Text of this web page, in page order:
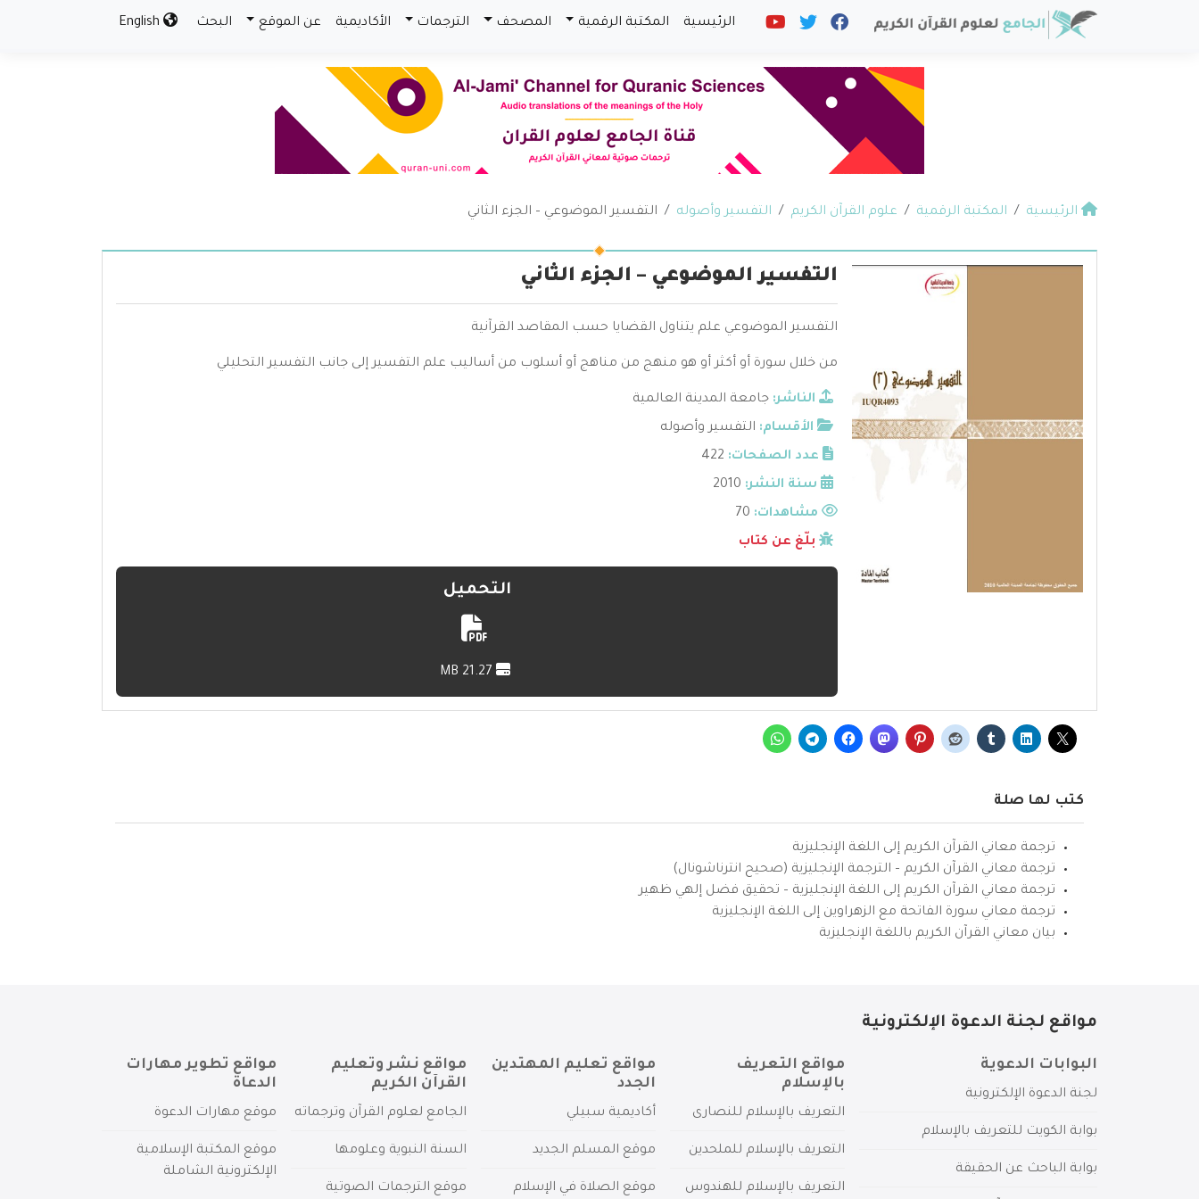
الرئيسية المكتبة الرقمية المصحف الترجمات الأكاديمية عن الموقع البحث
الرئيسية المكتبة الرقمية علوم القرآن الكريم التفسير وأصوله التفسير الموضوعي – الجزء الثاني
التفسير الموضوعي – الجزء الثاني
التفسير الموضوعي علم يتناول القضايا حسب المقاصد القرآنية
من خلال سورة أو أكثر أو هو منهج من مناهج أو أسلوب من أساليب علم التفسير إلى جانب التفسير التحليلي
الناشر: جامعة المدينة العالمية
الأقسام: التفسير وأصوله
عدد الصفحات: 422
سنة النشر: 2010
مشاهدات:
بلّغ عن كتاب
التحميل
كتب لها صلة
ترجمة معاني القرآن الكريم إلى اللغة الإنجليزية
ترجمة معاني القرآن الكريم – الترجمة الإنجليزية (صحيح انترناشونال)
ترجمة معاني القرآن الكريم إلى اللغة الإنجليزية – تحقيق فضل إلهي ظهير
ترجمة معاني سورة الفاتحة مع الزهراوين إلى اللغة الإنجليزية
بيان معاني القرآن الكريم باللغة الإنجليزية
مواقع لجنة الدعوة الإلكترونية
البوابات الدعوية
لجنة الدعوة الإلكترونية
بوابة الكويت للتعريف بالإسلام
بوابة الباحث عن الحقيقة
مواقع التعريف
بالإسلام
التعريف بالإسلام للنصارى
التعريف بالإسلام للملحدين
التعريف بالإسلام للهندوس
مواقع تعليم المهتدين
الجدد
أكاديمية سبيلي
موقع المسلم الجديد
موقع الصلاة في الإسلام
مواقع نشر وتعليم
القرآن الكريم
الجامع لعلوم القرآن وترجماته
السنة النبوية وعلومها
موقع الترجمات الصوتية
مواقع تطوير مهارات
الدعاة
موقع مهارات الدعوة
موقع المكتبة الإسلامية
الإلكترونية الشاملة